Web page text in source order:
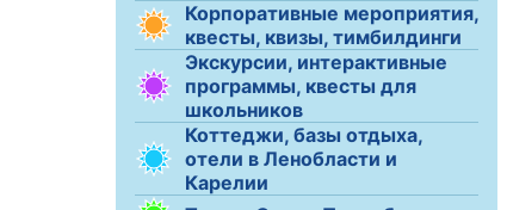
Корпоративные мероприятия,
квесты, квизы, тимбилдинги
Экскурсии, интерактивные
программы, квесты для
школьников
Коттеджи, базы отдыха,
отели в Ленобласти и
Карелии